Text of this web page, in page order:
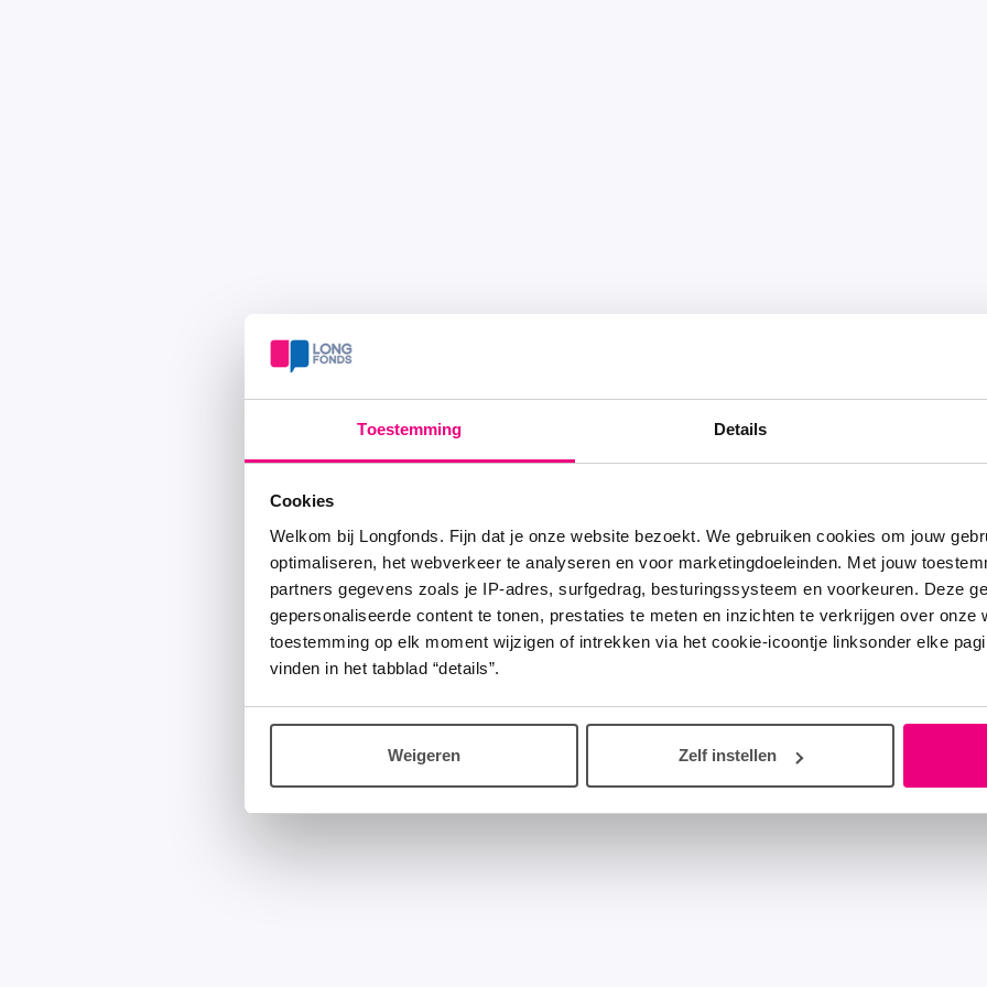
Toestemming Details
Cookies
Welkom bij Longfonds. Fijn dat je onze website bezoekt. We gebruiken cookies om jouw
optimaliseren, het webverkeer te analyseren en voor marketingdoeleinden. Met jouw
partners gegevens zoals je IP-adres, surfgedrag, besturingssysteem en voorkeuren. Deze
gepersonaliseerde content te tonen, prestaties te meten en inzichten te verkrijgen over onze
toestemming op elk moment wijzigen of intrekken via het cookie-icoontje linksonder elke
vinden in het tabblad “details”.
Weigeren Zelf instellen